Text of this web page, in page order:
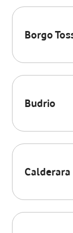
Borgo
Budrio
Calderara